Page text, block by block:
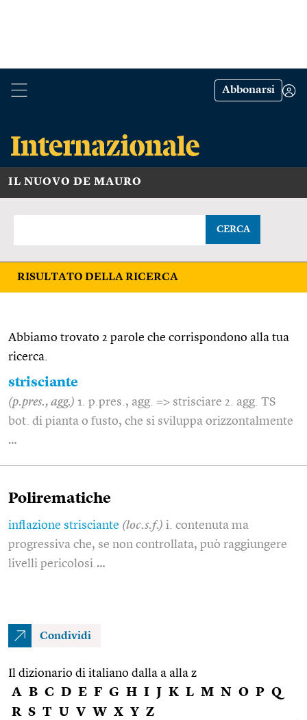
Abbonarsi
IL NUOVO DE MAURO
CERCA
RISULTATO DELLA RICERCA
Abbiamo trovato 2 parole che corrispondono alla tua
ricerca.
strisciante
(p.pres., agg.) 1. p.pres., agg. => strisciare 2. agg. TS
bot. di pianta o fusto, che si sviluppa orizzontalmente
…
Polirematiche
inflazione strisciante (loc.s.f.) i. contenuta ma
progressiva che, se non controllata, può raggiungere
livelli pericolosi.…
Condividi
Il dizionario di italiano dalla a alla z
A B C D E F G H I J K L M N O P Q
R S T U V W X Y Z